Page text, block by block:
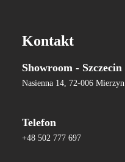
Kontakt
Showroom - Szczecin
Nasienna 14, 72-006 Mierzyn
Telefon
+48 502 777 697